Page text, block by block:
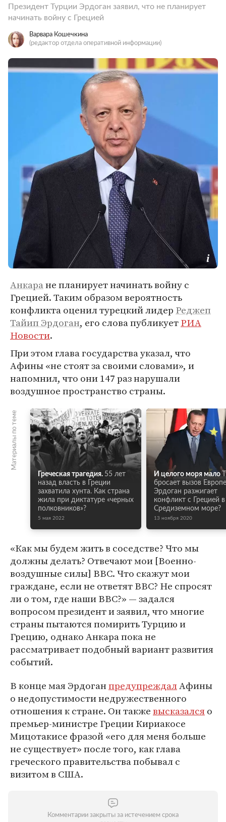
Президент Турции Эрдоган заявил, что не планирует
начинать войну с Грецией
Варвара Кошечкина
(редактор отдела оперативной информации)
Анкаране планирует начинать войну с
Грецией. Таким образом вероятность
конфликта оценил турецкий лидер Реджеп
Тайип Эрдоган, его слова публикуетРИА
Новости.
При этом глава государства указал, что
Афины «не стоят за своими словами», и
напомнил, что они 147 раз нарушали
воздушное пространство страны.
Материалы по теме
Греческая трагедия. 55 лет
назад власть в Греции
захватила хунта. Как страна
жила при диктатуре «черных
полковников»?
5 мая 2022
И целого моря мало
бросает вызов
Эрдоган разжигает
конфликт с Грецией в
Средиземном море?
13 ноября 2020
«Как мы будем жить в соседстве? Что мы
должны делать? Отвечают мои [Военно-
воздушные силы] ВВС. Что скажут мои
граждане, если не ответят ВВС? Не спросят
ли о том, где наши ВВС?» — задался
вопросом президент и заявил, что многие
страны пытаются помирить Турцию и
Грецию, однако Анкара пока не
рассматривает подобный вариант развития
событий.
В конце мая ЭрдоганпредупреждалАфины
о недопустимости недружественного
отношения к стране. Он такжевысказалсяо
премьер-министре Греции Кириакосе
Мицотакисе фразой «его для меня больше
не существует» после того, как глава
греческого правительства побывал с
визитом в США.
Комментарии закрыты за истечением срока